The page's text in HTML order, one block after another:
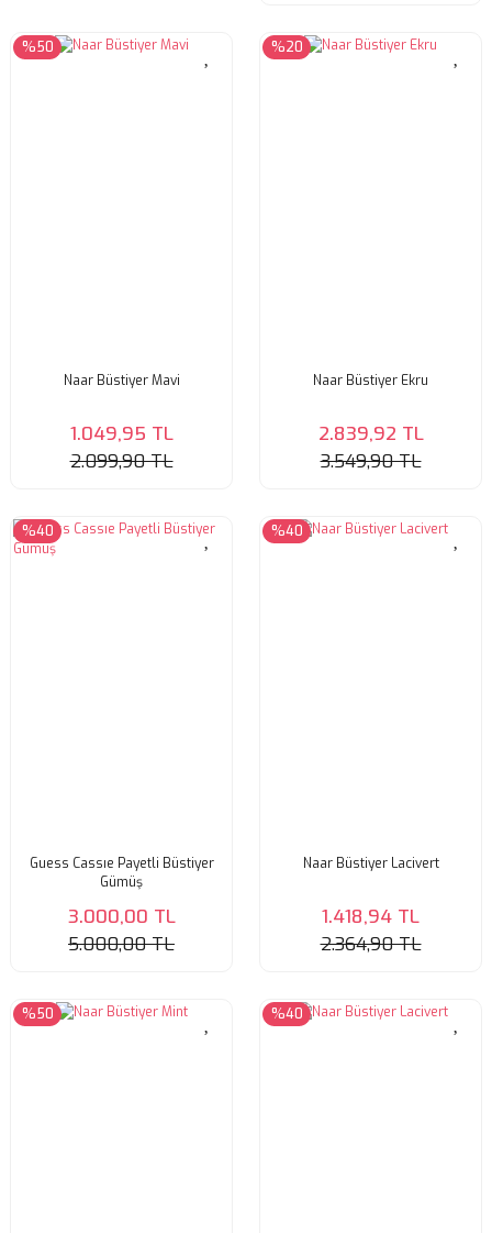
%50
Naar Büstiyer Mavi
1.049,95 TL
2.099,90 TL
%20
Naar Büstiyer Ekru
2.839,92 TL
3.549,90 TL
%40
Guess Cassıe Payetli Büstiyer
Gümüş
3.000,00 TL
5.000,00 TL
%40
Naar Büstiyer Lacivert
1.418,94 TL
2.364,90 TL
%50 %40